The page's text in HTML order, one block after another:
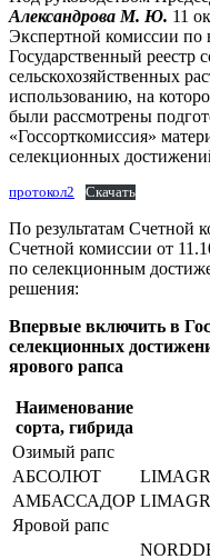
Александрова М. Ю. 11
Экспертной комиссии по
Государственный реестр
сельскохозяйственных
использованию, на
были рассмотрены
«Госсорткомиссия»
селекционных
протокол2 Скачать
По результатам Счетной
Счетной комиссии от
по селекционным
решения:
Впервые включить в
селекционных
ярового рапса
Наименование
сорта, гибрида
Озимый рапс
АБСОЛЮТ
АМБАССАДОР
Яровой рапс